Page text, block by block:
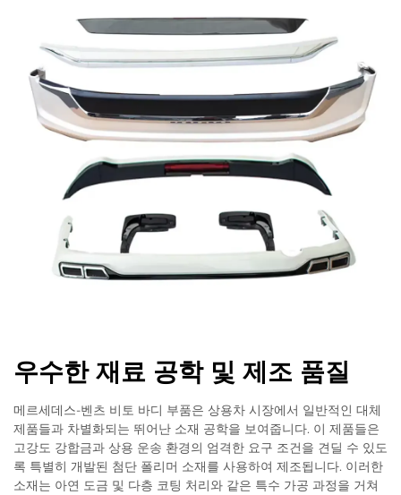
우수한 재료 공학 및 제조 품질
메르세데스-벤츠 비토 바디 부품은 상용차 시장에서 일반적인 대체
제품들과 차별화되는 뛰어난 소재 공학을 보여줍니다. 이 제품들은
고강도 강합금과 상용 운송 환경의 엄격한 요구 조건을 견딜 수 있도
록 특별히 개발된 첨단 폴리머 소재를 사용하여 제조됩니다. 이러한
소재는 아연 도금 및 다층 코팅 처리와 같은 특수 가공 과정을 거쳐